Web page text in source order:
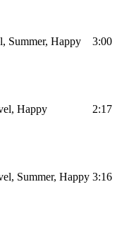
Summer, Happy 3:00
Happy 2:17
Summer, Happy 3:16